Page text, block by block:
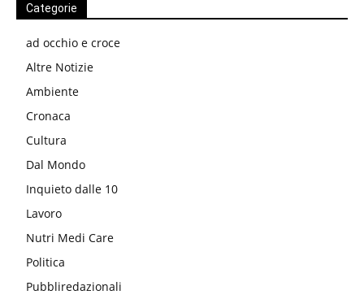
Categorie
ad occhio e croce
Altre Notizie
Ambiente
Cronaca
Cultura
Dal Mondo
Inquieto dalle 10
Lavoro
Nutri Medi Care
Politica
Pubbliredazionali